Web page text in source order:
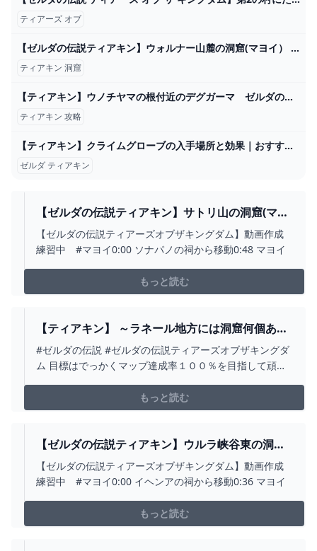
ティアーズ オブ
【ゼルダの伝説ティアキン】ウォルナー山麓の洞窟(マヨイ） - YouTube
ティアキン 洞窟
【ティアキン】ウノチヤマの根付近のデグガーマ ゼルダの伝説ティアーズ オブ ザ キングダム（2周目） #ゼルダの伝説 #ティアキン #zelda #shorts - YouTube
ティアキン 攻略
【ティアキン】クライムグローブの入手場所と効果｜おすすめ装備【ゼルダの伝説ティアーズオブザキングダム】 - アルテマ
ゼルダ ティアキン
【ゼルダの伝説ティアキン】サトリ山の洞窟(マヨ
イ） - YOUTUBE
【ゼルダの伝説ティアーズオブザキングダム】動画作成
練習中 #マヨイ0:00 ソナパノの祠から移動0:48 マヨイ
もっと読む
【ティアキン】 ～ラネール地方には洞窟何個あー
ル？全洞窟捜索目指す配信～ #66 【ゼルダの伝説
ティアーズオブザキングダム】【TOTK】 -
#ゼルダの伝説 #ゼルダの伝説ティアーズオブザキングダ
ム 目標はでっかくマップ達成率１００％を目指して頑張
ンネル登録 高評価お願いします🌸ゼルダシリーズブレ
ワイのみクリア済み！◆視聴中の皆様へのお願い◆・他
は気を...
もっと読む
【ゼルダの伝説ティアキン】ウルラ峡谷東の洞窟
(マヨイ） - YOUTUBE
【ゼルダの伝説ティアーズオブザキングダム】動画作成
練習中 #マヨイ0:00 イヘンアの祠から移動0:36 マヨイ
もっと読む